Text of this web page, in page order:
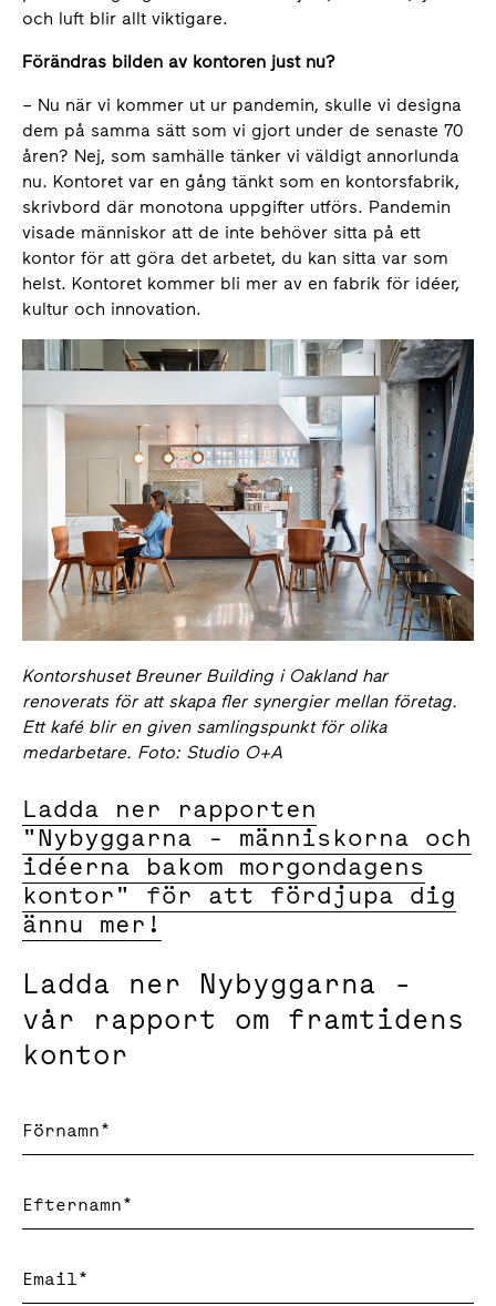
och luft blir allt viktigare.
Förändras bilden av kontoren just nu?
– Nu när vi kommer ut ur pandemin, skulle vi designa
dem på samma sätt som vi gjort under de senaste 70
åren? Nej, som samhälle tänker vi väldigt annorlunda
nu. Kontoret var en gång tänkt som en kontorsfabrik,
skrivbord där monotona uppgifter utförs. Pandemin
visade människor att de inte behöver sitta på ett
kontor för att göra det arbetet, du kan sitta var som
helst. Kontoret kommer bli mer av en fabrik för idéer,
kultur och innovation.
Kontorshuset Breuner Building i Oakland har
renoverats för att skapa fler synergier mellan företag.
Ett kafé blir en given samlingspunkt för olika
medarbetare. Foto: Studio O+A
Ladda ner rapporten
"Nybyggarna - människorna och
idéerna bakom morgondagens
kontor" för att fördjupa dig
ännu mer!
Ladda ner Nybyggarna -
vår rapport om framtidens
kontor